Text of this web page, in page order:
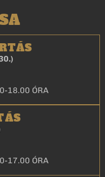
18.00 ÓRA
17.00 ÓRA